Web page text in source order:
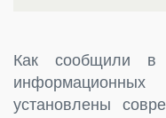
Как сообщили
информационных
установлены